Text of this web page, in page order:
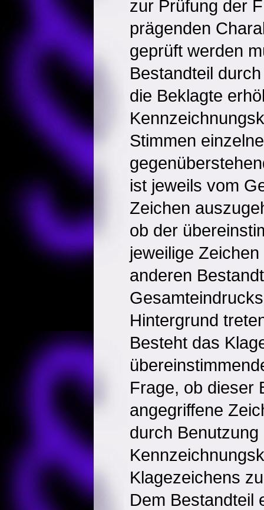
zur Prüfung der
prägenden
geprüft werden
Bestandteil
die Beklagte
Stimmen
ist jeweils vom
Zeichen
ob der
jeweilige
anderen
Hintergrund
Besteht das
Frage, ob dieser
angegriffene
durch
Klagezeichens
Dem Bestandteil